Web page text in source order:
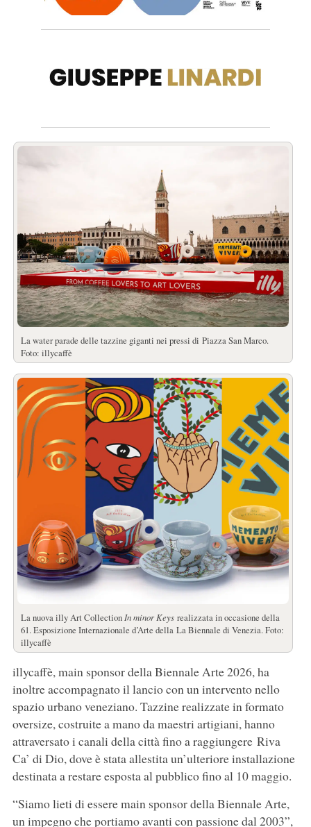
La water parade delle tazzine giganti nei pressi di Piazza San Marco.
Foto: illycaffè
La nuova illy Art Collection In minor Keysrealizzata in occasione della
61. Esposizione Internazionale d’Arte della La Biennale di Venezia. Foto:
illycaffè
illycaffè, main sponsor della Biennale Arte 2026, ha
inoltre accompagnato il lancio con un intervento nello
spazio urbano veneziano. Tazzine realizzate in formato
oversize, costruite a mano da maestri artigiani, hanno
attraversato i canali della città fino a raggiungere Riva
Ca’ di Dio, dove è stata allestita un’ulteriore installazione
destinata a restare esposta al pubblico fino al 10 maggio.
“Siamo lieti di essere main sponsor della Biennale Arte,
un impegno che portiamo avanti con passione dal 2003”,